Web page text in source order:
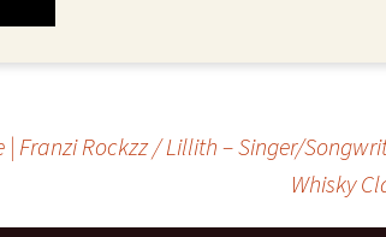
| Franzi Rockzz / Lillith – Singer/
Whisky